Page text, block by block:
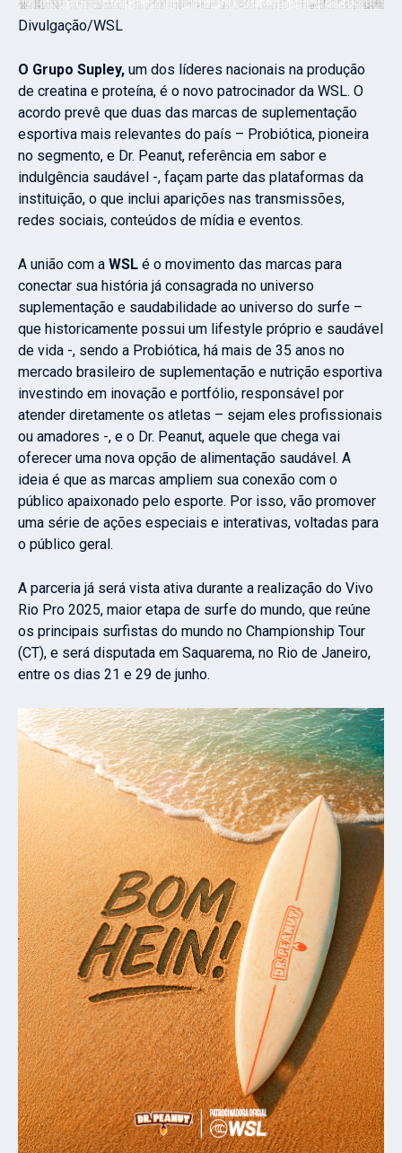
Divulgação/WSL
O Grupo Supley, um dos líderes nacionais na produção
de creatina e proteína, é o novo patrocinador da WSL. O
acordo prevê que duas das marcas de suplementação
esportiva mais relevantes do país – Probiótica, pioneira
no segmento, e Dr. Peanut, referência em sabor e
indulgência saudável -, façam parte das plataformas da
instituição, o que inclui aparições nas transmissões,
redes sociais, conteúdos de mídia e eventos.
A união com a WSL é o movimento das marcas para
conectar sua história já consagrada no universo
suplementação e saudabilidade ao universo do surfe –
que historicamente possui um lifestyle próprio e saudável
de vida -, sendo a Probiótica, há mais de 35 anos no
mercado brasileiro de suplementação e nutrição esportiva
investindo em inovação e portfólio, responsável por
atender diretamente os atletas – sejam eles profissionais
ou amadores -, e o Dr. Peanut, aquele que chega vai
oferecer uma nova opção de alimentação saudável. A
ideia é que as marcas ampliem sua conexão com o
público apaixonado pelo esporte. Por isso, vão promover
uma série de ações especiais e interativas, voltadas para
o público geral.
A parceria já será vista ativa durante a realização do Vivo
Rio Pro 2025, maior etapa de surfe do mundo, que reúne
os principais surfistas do mundo no Championship Tour
(CT), e será disputada em Saquarema, no Rio de Janeiro,
entre os dias 21 e 29 de junho.